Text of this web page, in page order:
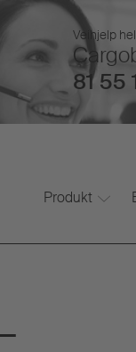
Veihjelp
81 55
Produkt